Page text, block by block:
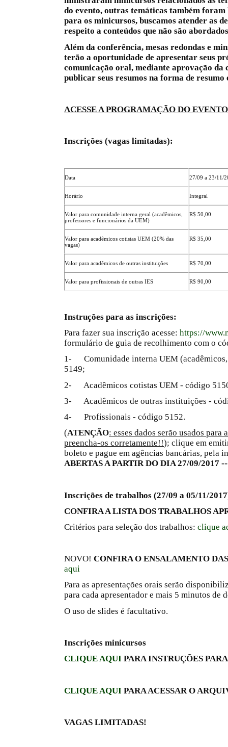
do evento, outras temáticas também
para os minicursos, buscamos atender as
respeito a conteúdos que não são
Além da conferência, mesas redondas e
terão a oportunidade de apresentar seus
comunicação oral, mediante aprovação da
publicar seus resumos na forma de resumo
ACESSE A PROGRAMAÇÃO DO
Inscrições (vagas limitadas):
Data 27/09 a 23/11/
Horário Integral
Valor para comunidade interna geral (acadêmicos,
professores e funcionários da UEM)
R$ 50,00
Valor para acadêmicos cotistas UEM (20% das
vagas)
R$ 35,00
Valor para acadêmicos de outras instituições R$ 70,00
Valor para profissionais de outras IES R$ 90,00
Instruções para as inscrições:
Para fazer sua inscrição acesse: https://
formulário de guia de recolhimento com o
1- Comunidade interna UEM
5149;
2- Acadêmicos cotistas UEM - código
3- Acadêmicos de outras instituições -
4- Profissionais - código 5152.
(ATENÇÃO: esses dados serão usados
preencha-os corretamente!!); clique em
boleto e pague em agências bancárias, pela
ABERTAS A PARTIR DO DIA 27/09/2017
Inscrições de trabalhos (27/09 a 05/11/
CONFIRA A LISTA DOS TRABALHOS
Critérios para seleção dos trabalhos: clique
NOVO! CONFIRA O ENSALAMENTO
aqui
Para as apresentações orais serão
para cada apresentador e mais 5 minutos de
O uso de slides é facultativo.
Inscrições minicursos
CLIQUE AQUI PARA INSTRUÇÕES
CLIQUE AQUI PARA ACESSAR O
VAGAS LIMITADAS!